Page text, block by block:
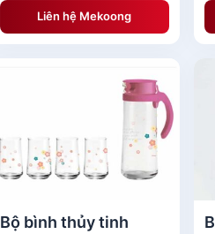
Liên hệ Mekoong
Bộ bình thủy tinh